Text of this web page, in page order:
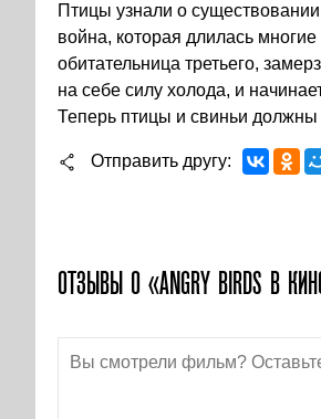
Птицы узнали о
война, которая длилась
обитательница третьего,
на себе силу холода, и
Теперь птицы и свиньи должны
Отправить другу
ОТЗЫВЫ О «ANGRY BIRDS В